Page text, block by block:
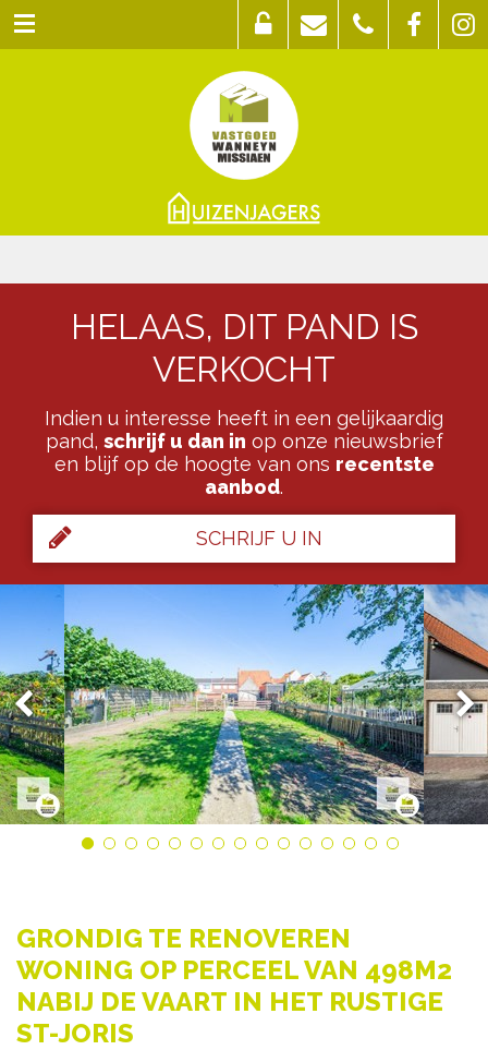
HELAAS, DIT PAND IS
VERKOCHT
Indien u interesse heeft in een gelijkaardig
pand, schrijf u dan in op onze nieuwsbrief
en blijf op de hoogte van ons recentste
aanbod.
SCHRIJF U IN
GRONDIG TE RENOVEREN
WONING OP PERCEEL VAN 498M2
NABIJ DE VAART IN HET RUSTIGE
ST-JORIS